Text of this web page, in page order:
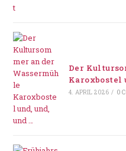
Der
Karoxbostel
4. APRIL 2026 / 0